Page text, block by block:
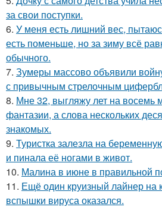
за свои поступки.
6. У меня есть лишний вес,
есть поменьше, но за зиму всё
обычного.
7. Зумеры массово объявили
с привычным стрелочным
8. Мне 32, выгляжу лет на восемь
фантазии, а слова нескольких
знакомых.
9. Туристка залезла на
и пинала её ногами в живот.
10. Малина в июне в правильной
11. Ещё один круизный лайнер на
вспышки вируса оказался.